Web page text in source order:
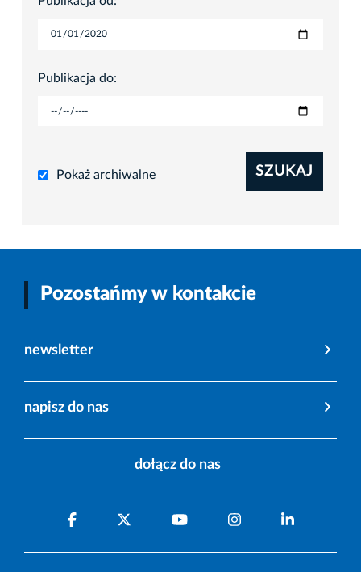
Publikacja do:
Pokaż archiwalne SZUKAJ
Pozostańmy w kontakcie
newsletter
napisz do nas
dołącz do nas